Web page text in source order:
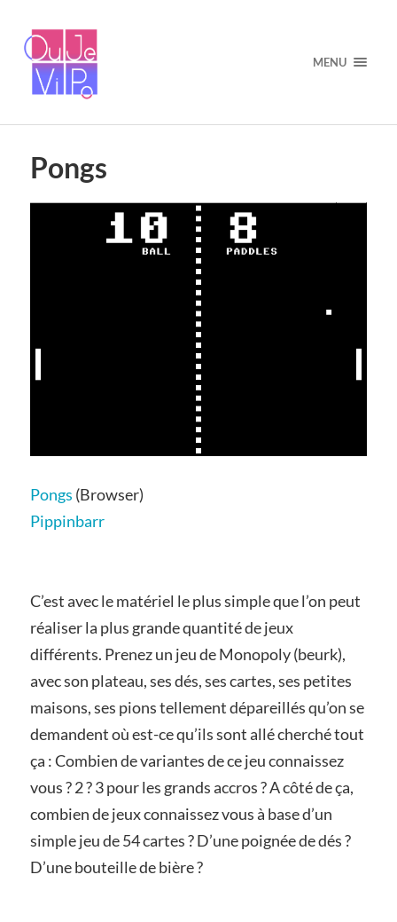
MENU
Pongs
Pongs (Browser)
Pippinbarr
C’est avec le matériel le plus simple que l’on peut
réaliser la plus grande quantité de jeux
différents. Prenez un jeu de Monopoly (beurk),
avec son plateau, ses dés, ses cartes, ses petites
maisons, ses pions tellement dépareillés qu’on se
demandent où est-ce qu’ils sont allé cherché tout
ça : Combien de variantes de ce jeu connaissez
vous ? 2 ? 3 pour les grands accros ? A côté de ça,
combien de jeux connaissez vous à base d’un
simple jeu de 54 cartes ? D’une poignée de dés ?
D’une bouteille de bière ?